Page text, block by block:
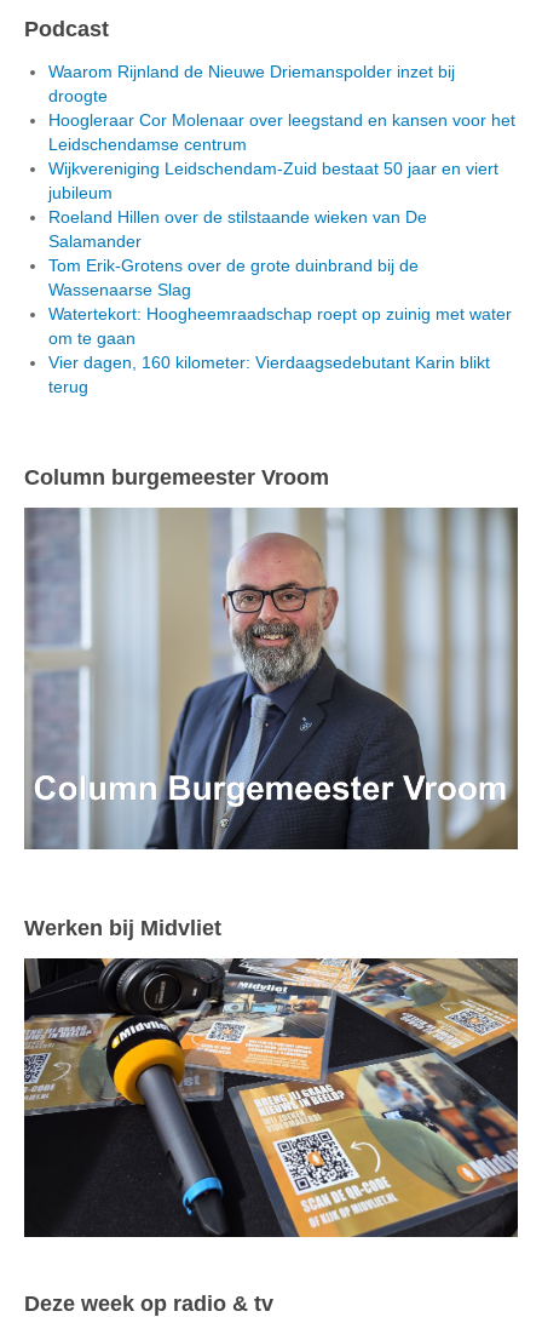
Podcast
Waarom Rijnland de Nieuwe Driemanspolder inzet bij
droogte
Hoogleraar Cor Molenaar over leegstand en kansen voor het
Leidschendamse centrum
Wijkvereniging Leidschendam-Zuid bestaat 50 jaar en viert
jubileum
Roeland Hillen over de stilstaande wieken van De
Salamander
Tom Erik-Grotens over de grote duinbrand bij de
Wassenaarse Slag
Watertekort: Hoogheemraadschap roept op zuinig met water
om te gaan
Vier dagen, 160 kilometer: Vierdaagsedebutant Karin blikt
terug
Column burgemeester Vroom
Werken bij Midvliet
Deze week op radio & tv